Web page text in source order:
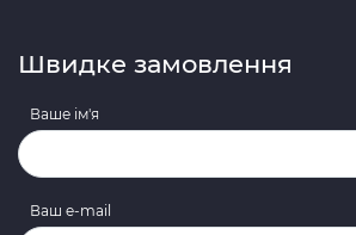
Швидке замовлення
Ваше ім'я
Ваш e-mail